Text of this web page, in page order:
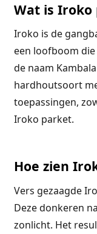
Wat is
Iroko is de
een loofboom
de naam
hardhoutsoort
toepassingen,
Iroko parket.
Hoe zien
Vers gezaagde
Deze donkeren
zonlicht. Het